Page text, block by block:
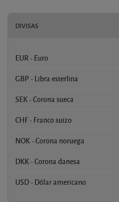
DIVISAS
EUR - Euro
GBP - Libra esterlina
SEK - Corona sueca
CHF - Franco suizo
NOK - Corona noruega
DKK - Corona danesa
USD - Dólar americano